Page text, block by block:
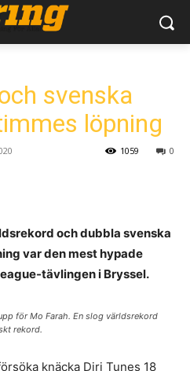
svenska
löpning
0
1059
och dubbla svenska
var den mest hypade
tävlingen i Bryssel.
för Mo Farah. En slog världsrekord
rekord.
knäcka Diri Tunes 18